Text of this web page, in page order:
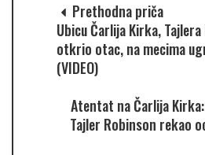
Prethodna priča
Ubicu Čarlija Kirka,
otkrio otac, na mecima
(VIDEO)
Atentat na Čarlija
Tajler Robinson rekao